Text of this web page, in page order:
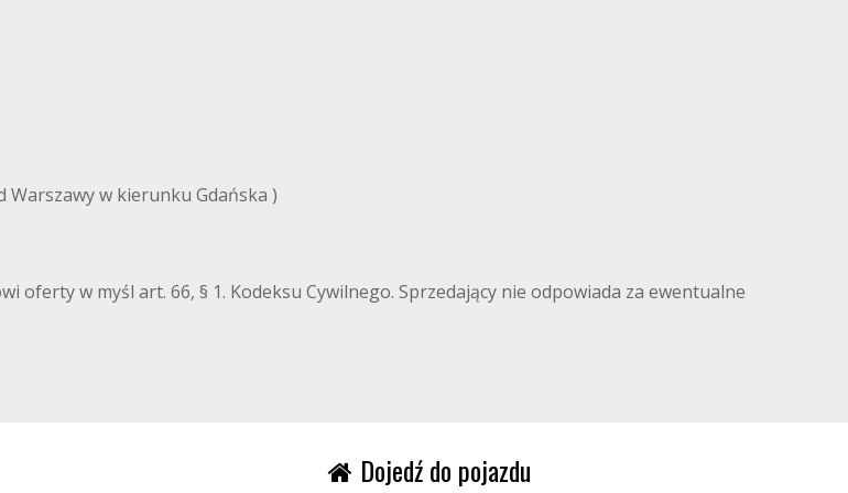
Warszawy w kierunku Gdańska )
oferty w myśl art. 66, § 1. Kodeksu Cywilnego. Sprzedający nie odpowiada za ewentualne
Dojedź do pojazdu